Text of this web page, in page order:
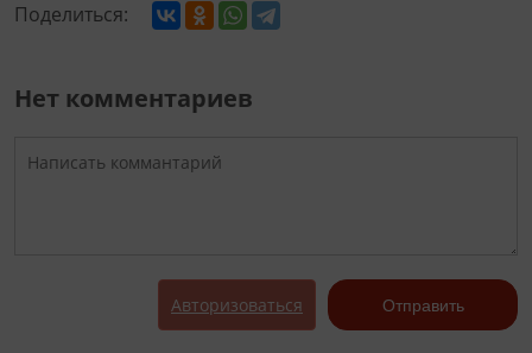
Поделиться:
Нет комментариев
Авторизоваться Отправить